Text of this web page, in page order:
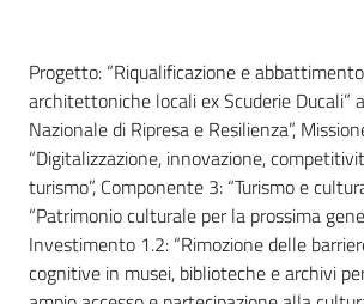
site
Seguici
su
Dati del bando
Progetto: “Riqualificazione e
architettoniche locali ex Scuderie Ducali”
Nazionale di Ripresa e Resilienza”,
“Digitalizzazione, innovazione,
turismo”, Componente 3: “Turismo e
“Patrimonio culturale per la prossima
Investimento 1.2: “Rimozione delle
cognitive in musei, biblioteche e archivi